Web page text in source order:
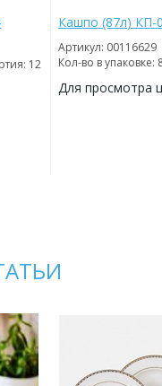
12
Кашпо (87л) КП-
Артикул: 00116629
Кол-во в упаковке:
Для просмотра